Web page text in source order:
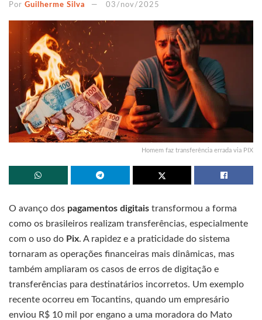
Por Guilherme Silva 03/nov/2025
Homem faz transferência errada via PIX
O avanço dos pagamentos digitais transformou a forma
como os brasileiros realizam transferências, especialmente
com o uso do Pix. A rapidez e a praticidade do sistema
tornaram as operações financeiras mais dinâmicas, mas
também ampliaram os casos de erros de digitação e
transferências para destinatários incorretos. Um exemplo
recente ocorreu em Tocantins, quando um empresário
enviou R$ 10 mil por engano a uma moradora do Mato